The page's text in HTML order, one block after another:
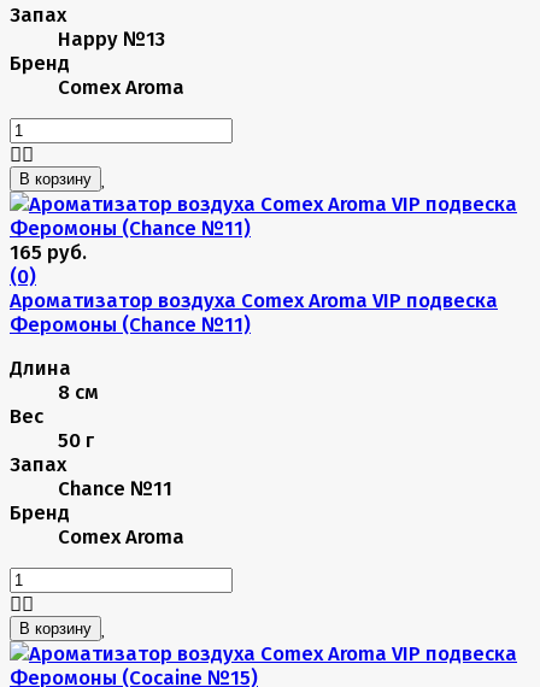
Запах
Happy №13
Бренд
Comex Aroma
В корзину
165 руб.
(0)
Ароматизатор воздуха Comex Aroma VIP подвеска
Феромоны (Chance №11)
Длина
8 см
Вес
50 г
Запах
Chance №11
Бренд
Comex Aroma
В корзину